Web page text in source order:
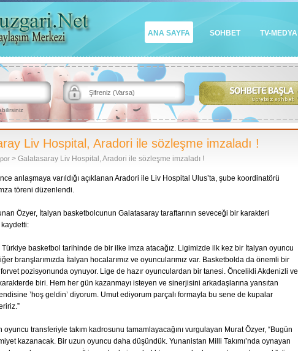
ANA SAYFA SOHBET TV-MEDYA
Liv Hospital, Aradori ile sözleşme imzaladı !
> Galatasaray Liv Hospital, Aradori ile sözleşme imzaladı !
önce anlaşmaya varıldığı açıklanan Aradori ile Liv Hospital Ulus’ta, şube koordinatörü
töreni düzenlendi.
Özyer, İtalyan basketbolcunun Galatasaray taraftarının seveceği bir karakteri
basketbol tarihinde de bir ilke imza atacağız. Ligimizde ilk kez bir İtalyan oyuncu
branşlarımızda İtalyan hocalarımız ve oyuncularımız var. Basketbolda da önemli bir
pozisyonunda oynuyor. Lige de hazır oyunculardan bir tanesi. Öncelikli Akdenizli ve
biri. Hem her gün kazanmayı isteyen ve sinerjisini arkadaşlarına yansıtan
’hoş geldin’ diyorum. Umut ediyorum parçalı formayla bu sene de kupalar
oyuncu transferiyle takım kadrosunu tamamlayacağını vurgulayan Murat Özyer, “Bugün
kazanacak. Bir uzun oyuncu daha düşündük. Yunanistan Milli Takımı’nda oynayan